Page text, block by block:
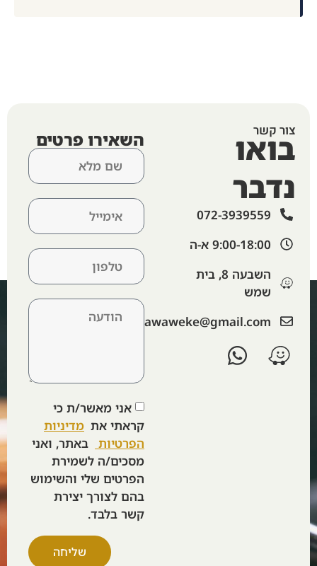
צור קשר
בואו
נדבר
072-3939559
9:00-18:00 א-ה​
השבעה 8, בית
שמש
‫lawaweke@gmail.com‬
השאירו פרטים
אני מאשר/ת כי
קראתי את מדיניות
הפרטיות
באתר, ואני
מסכים/ה לשמירת
הפרטים שלי והשימוש
בהם לצורך יצירת
קשר בלבד.
שליחה